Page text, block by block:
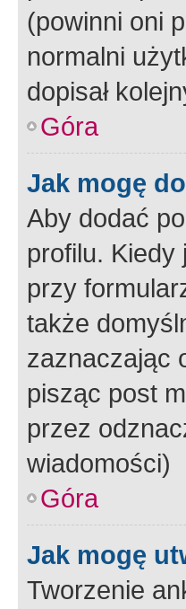
(powinni oni
normalni
dopisał
Góra
Jak mogę
Aby dodać
profilu.
przy
także
zaznaczając
pisząc post
przez
wiadomości)
Góra
Jak mogę
Tworzenie